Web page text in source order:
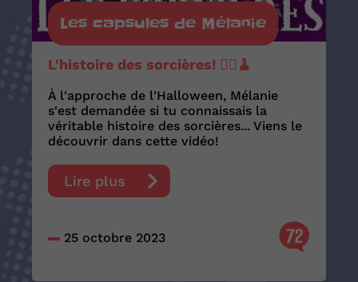
Les capsules de Mélanie
L'histoire des sorcières! 🧙‍♀️🧹
À l'approche de l'Halloween, Mélanie
s'est demandée si tu connaissais la
véritable histoire des sorcières... Viens le
découvrir dans cette vidéo!
Lire plus
25 octobre 2023 72